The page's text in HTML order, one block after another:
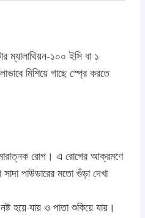
ম্যালাথিয়ন-১০০ ইসি বা ১
মিশিয়ে গাছে স্প্রে করতে
মারাত্নক রোগ। এ রোগের আক্রমণে
পাউডারের মতো গুঁড়া দেখা
হয়ে যায় ও পাতা শুকিয়ে যায়।